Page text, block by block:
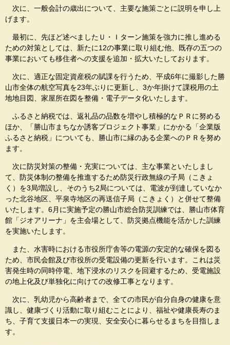
次に、一般会計の歳出について、主要な施策ごとに説明を申し上
げます。
最初に、先ほど述べましたＵ・Ｉターン施策を強力に推し進める
ための対策としては、新たに12の事業に取り組む他、既存の五つの
事業においても移住者への支援を追加・拡大いたしております。
次に、適正な固定資産税の賦課を行うため、平成6年に撮影した勝
山市全体の航空写真を23年ぶりに更新し、3か年掛けて課税用の土
地地目図、家屋所在図を整備・電子データ化いたします。
ふるさと納税では、返礼品の品数を増やし積極的なＰＲに努める
ほか、「勝山市まちなか誘客プロジェクト事業」にかかる「企業版
ふるさと納税」についても、勝山市に縁のある企業へのＰＲを努め
ます。
次に防災対策の整備・充実については、主な事業といたしまし
て、防災体制の整備を推進するため防災行政無線の子局（こきょ
く）を3局増設し、そのうち2局については、電波が到達していなか
った北谷地区、平泉寺地区の再送信子局（こきょく）と併せて整備
いたします。6月に実施予定の勝山市総合防災訓練では、勝山市体育
館「ジオアリーナ」を主会場として、防災拠点機能を活かした訓練
を実施いたします。
また、水害時における市役所庁舎等の電源の安定的な確保を図る
ため、市民会館及び市役所の受電設備の更新を行います。これは災
害発生時の同時停電、地下浸水のリスクを回避するため、受電施設
の地上化及び単独化に向けての改修工事となります。
次に、乳幼児から高齢者まで、全ての市民が自分自身の健康を意
識し、健康づくり活動に取り組むことにより、福祉や健康長寿のま
ち、子育て支援日本一の実現、安全安心に暮らせるまちを目指しま
す。